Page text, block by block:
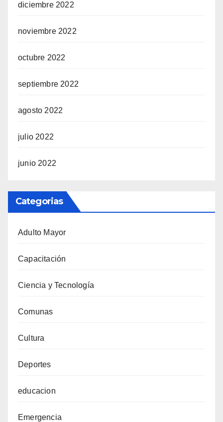
diciembre 2022
noviembre 2022
octubre 2022
septiembre 2022
agosto 2022
julio 2022
junio 2022
Categorias
Adulto Mayor
Capacitación
Ciencia y Tecnología
Comunas
Cultura
Deportes
educacion
Emergencia